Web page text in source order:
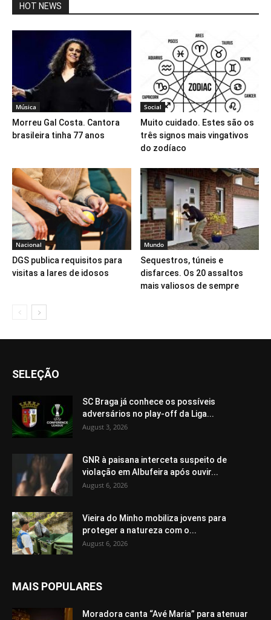
HOT NEWS
Música
Morreu Gal Costa. Cantora
brasileira tinha 77 anos
Social
Muito cuidado. Estes são os
três signos mais vingativos
do zodíaco
Nacional
DGS publica requisitos para
visitas a lares de idosos
Mundo
Sequestros, túneis e
disfarces. Os 20 assaltos
mais valiosos de sempre
SELEÇÃO
SC Braga já conhece os possíveis
adversários no play-off da Liga...
August 3, 2026
GNR à paisana interceta suspeito de
violação em Albufeira após ouvir...
August 6, 2026
Vieira do Minho mobiliza jovens para
proteger a natureza com o...
August 6, 2026
MAIS POPULARES
Moradora canta “Avé Maria” para atenuar